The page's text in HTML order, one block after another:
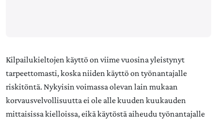
Kilpailukieltojen käyttö on viime vuosina yleistynyt
tarpeettomasti, koska niiden käyttö on työnantajalle
riskitöntä. Nykyisin voimassa olevan lain mukaan
korvausvelvollisuutta ei ole alle kuuden kuukauden
mittaisissa kielloissa, eikä käytöstä aiheudu työnantajalle